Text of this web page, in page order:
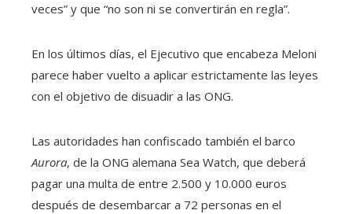
veces” y que “no son ni se convertirán en regla”.
En los últimos días, el Ejecutivo que encabeza Meloni
parece haber vuelto a aplicar estrictamente las leyes
con el objetivo de disuadir a las ONG.
Las autoridades han confiscado también el barco
Aurora, de la ONG alemana Sea Watch, que deberá
pagar una multa de entre 2.500 y 10.000 euros
después de desembarcar a 72 personas en el